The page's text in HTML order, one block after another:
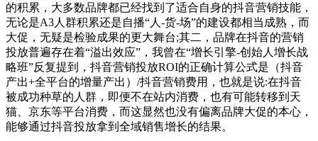
的积累，大多数品牌都已经找到了适合自身的抖音营销技能，
无论是A3人群积累还是自播“人-货-场”的建设都相当成熟，而
大促，无疑是检验成果的更大舞台;其二，品牌在抖音的营销
投放普遍存在着“溢出效应”，我曾在“增长引擎-创始人增长战
略班”反复提到，抖音营销投放ROI的正确计算公式是（抖音
产出+全平台的增量产出）/抖音营销费用，也就是说:在抖音
被成功种草的人群，即便不在站内消费，也有可能转移到天
猫、京东等平台消费，而这显然也没有偏离品牌大促的本心，
能够通过抖音投放拿到全域销售增长的结果。